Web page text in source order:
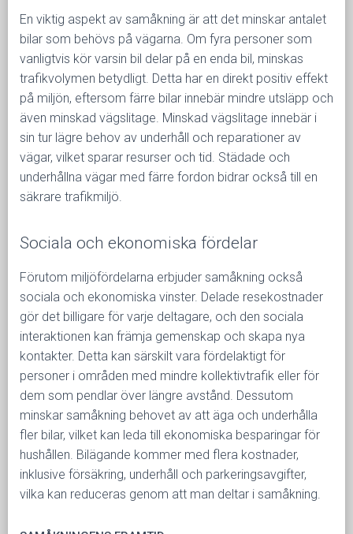
En viktig aspekt av samåkning är att det minskar antalet
bilar som behövs på vägarna. Om fyra personer som
vanligtvis kör varsin bil delar på en enda bil, minskas
trafikvolymen betydligt. Detta har en direkt positiv effekt
på miljön, eftersom färre bilar innebär mindre utsläpp och
även minskad vägslitage. Minskad vägslitage innebär i
sin tur lägre behov av underhåll och reparationer av
vägar, vilket sparar resurser och tid. Städade och
underhållna vägar med färre fordon bidrar också till en
säkrare trafikmiljö.
Sociala och ekonomiska fördelar
Förutom miljöfördelarna erbjuder samåkning också
sociala och ekonomiska vinster. Delade resekostnader
gör det billigare för varje deltagare, och den sociala
interaktionen kan främja gemenskap och skapa nya
kontakter. Detta kan särskilt vara fördelaktigt för
personer i områden med mindre kollektivtrafik eller för
dem som pendlar över längre avstånd. Dessutom
minskar samåkning behovet av att äga och underhålla
fler bilar, vilket kan leda till ekonomiska besparingar för
hushållen. Bilägande kommer med flera kostnader,
inklusive försäkring, underhåll och parkeringsavgifter,
vilka kan reduceras genom att man deltar i samåkning.